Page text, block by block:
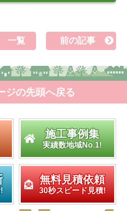
一覧 前の記事
ジの先頭へ戻る
施工事例集
実績数地域No.1!
無料見積依頼
30秒スピード見積!